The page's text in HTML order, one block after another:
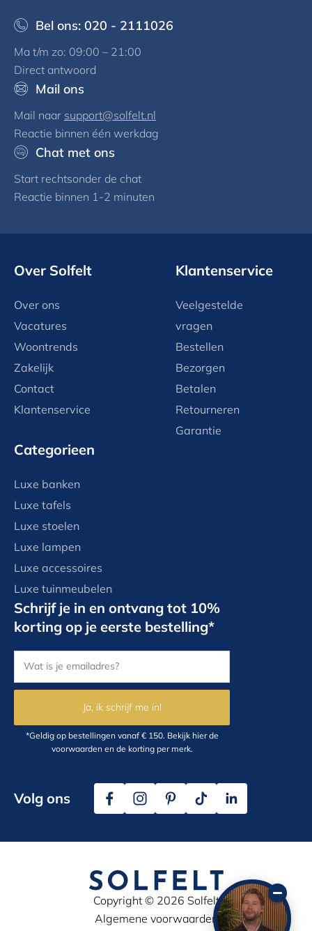
Bel ons: 020 - 2111026
Ma t/m zo: 09:00 – 21:00
Direct antwoord
Mail ons
Mail naar support@solfelt.nl
Reactie binnen één werkdag
Chat met ons
Start rechtsonder de chat
Reactie binnen 1-2 minuten
Over Solfelt
Over ons
Vacatures
Woontrends
Zakelijk
Contact
Klantenservice
Klantenservice
Veelgestelde
vragen
Bestellen
Bezorgen
Betalen
Retourneren
Garantie
Categorieen
Luxe banken
Luxe tafels
Luxe stoelen
Luxe lampen
Luxe accessoires
Luxe tuinmeubelen
Schrijf je in en ontvang tot 10%
korting op je eerste bestelling*
Ja, ik schrijf me in!
*Geldig op bestellingen vanaf € 150. Bekijk hierde
voorwaarden en de korting per merk.
Volg ons
Copyright © 2026 Solfelt
Algemene voorwaarden